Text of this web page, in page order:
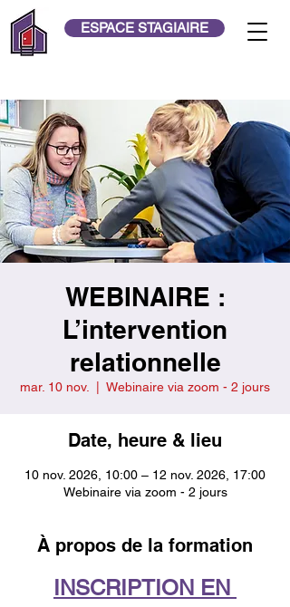
ESPACE STAGIAIRE
WEBINAIRE :
L’intervention
relationnelle
mar. 10 nov. Webinaire via zoom - 2 jours
Date, heure & lieu
10 nov. 2026, 10:00 – 12 nov. 2026, 17:00
Webinaire via zoom - 2 jours
À propos de la formation
INSCRIPTION EN